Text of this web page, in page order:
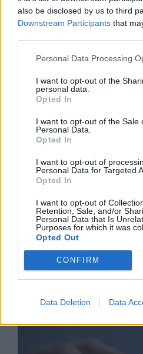
also be disclosed by us to third
Downstream Participants that
Personal Data Processing
I want to opt-out of the
personal data.
Opted In
I want to opt-out of the Sale
Personal Data.
Opted In
I want to opt-out of
Personal Data for Targeted
Opted In
I want to opt-out of
Retention, Sale, and/or
Personal Data that Is
Purposes for which it was
Opted Out
CONFIRM
Data Deletion Data
Изкуствен
създаде нови
07.08.2026 / 15:30
Астронавти на NASA